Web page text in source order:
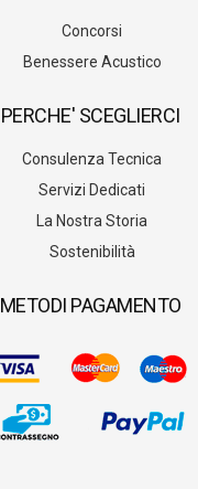
Concorsi
Benessere Acustico
PERCHE' SCEGLIERCI
Consulenza Tecnica
Servizi Dedicati
La Nostra Storia
Sostenibilità
METODI PAGAMENTO